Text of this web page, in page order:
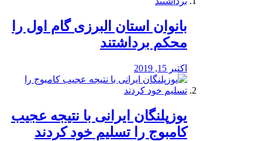
بانوان استان البرزی گام اول را
محكم برداشتند
اکتبر 15, 2019
یوزپلنگان ایرانی با نتیجه عجیب
کامبوج را تسلیم خود کردند